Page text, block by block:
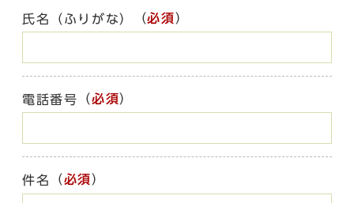
氏名（ふりがな） （必須）
電話番号 （必須）
件名 （必須）